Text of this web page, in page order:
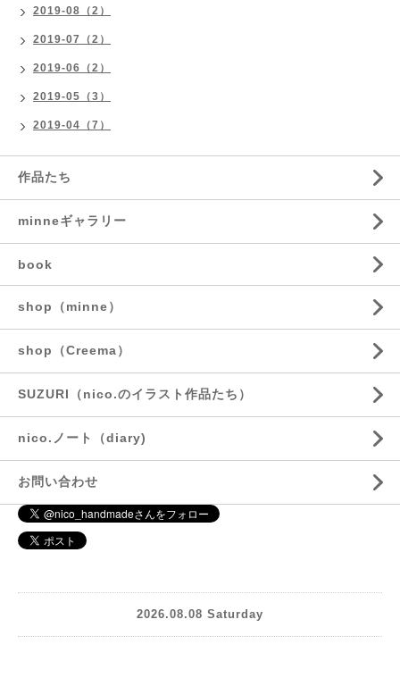
2019-08（2）
2019-07（2）
2019-06（2）
2019-05（3）
2019-04（7）
作品たち
minneギャラリー
book
shop（minne）
shop（Creema）
SUZURI（nico.のイラスト作品たち）
nico.ノート（diary)
お問い合わせ
2026.08.08 Saturday